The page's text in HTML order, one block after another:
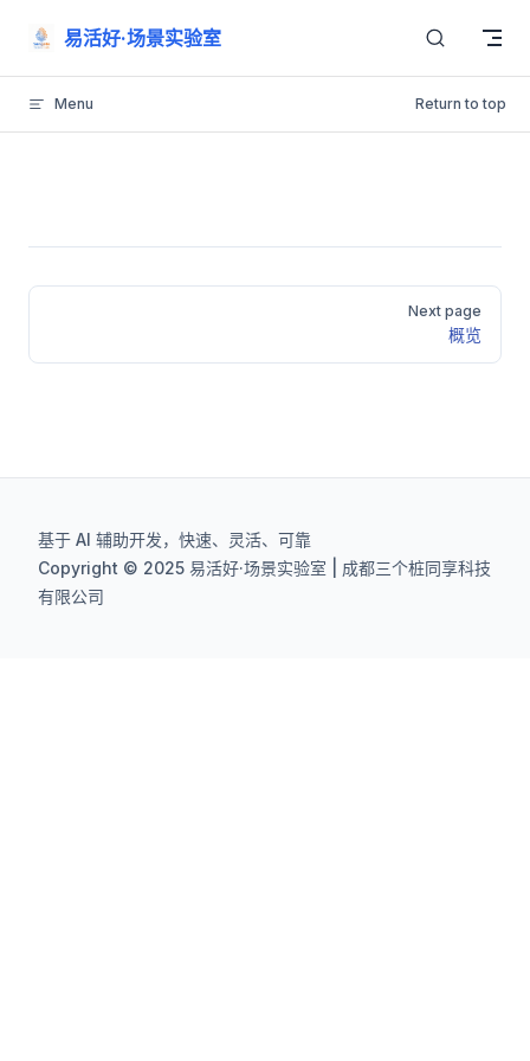
Skip to content
易活好·场景实验室
Menu Return to top
Pager
Next page
概览
基于 AI 辅助开发，快速、灵活、可靠
Copyright © 2025 易活好·场景实验室 | 成都三个桩同享科技
有限公司